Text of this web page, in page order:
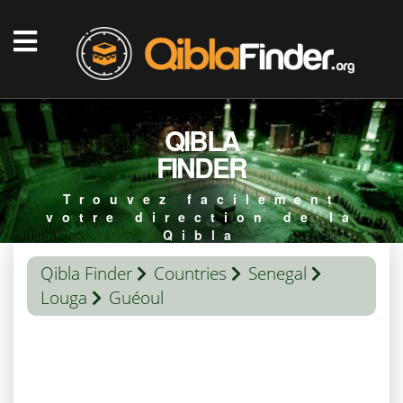
QIBLA
FINDER
Trouvez facilement
votre direction de la
Qibla
Qibla Finder Countries
Senegal
Louga
Guéoul